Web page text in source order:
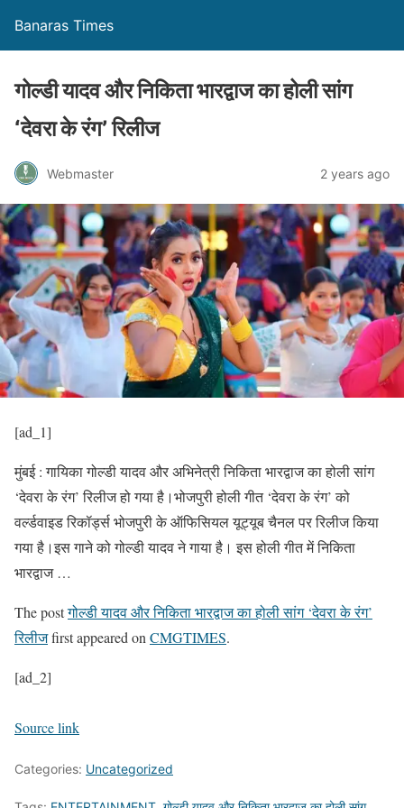
Banaras Times
गोल्डी यादव और निकिता भारद्वाज का होली सांग
‘देवरा के रंग’ रिलीज
Webmaster 2 years ago
[ad_1]
मुंबई : गायिका गोल्डी यादव और अभिनेत्री निकिता भारद्वाज का होली सांग
‘देवरा के रंग’ रिलीज हो गया है।भोजपुरी होली गीत ‘देवरा के रंग’ को
वर्ल्डवाइड रिकॉर्ड्स भोजपुरी के ऑफिसियल यूट्यूब चैनल पर रिलीज किया
गया है।इस गाने को गोल्डी यादव ने गाया है। इस होली गीत में निकिता
भारद्वाज …
The postगोल्डी यादव और निकिता भारद्वाज का होली सांग ‘देवरा के रंग’
रिलीजfirst appeared on CMGTIMES.
[ad_2]
Source link
Categories: Uncategorized